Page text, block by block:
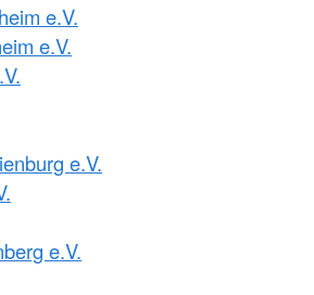
e.V.
e.V.
e.V.
e.V.